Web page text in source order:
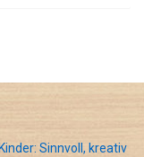
Sinnvoll, kreativ